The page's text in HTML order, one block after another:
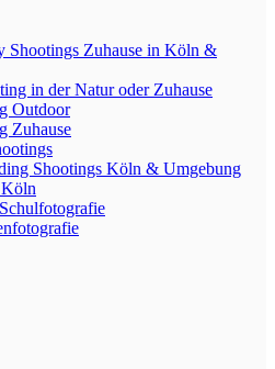
Shootings Zuhause in Köln &
in der Natur oder Zuhause
Outdoor
Zuhause
Shootings Köln & Umgebung